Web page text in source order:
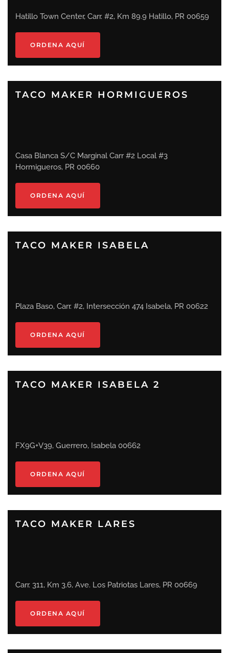
Hatillo Town Center, Carr. #2, Km 89.9 Hatillo, PR 00659
ORDENA AQUÍ
TACO MAKER HORMIGUEROS
Casa Blanca S/C Marginal Carr #2 Local #3
Hormigueros, PR 00660
ORDENA AQUÍ
TACO MAKER ISABELA
Plaza Baso, Carr. #2, Intersección 474 Isabela, PR 00622
ORDENA AQUÍ
TACO MAKER ISABELA 2
FX9G+V39, Guerrero, Isabela 00662
ORDENA AQUÍ
TACO MAKER LARES
Carr. 311, Km 3.6, Ave. Los Patriotas Lares, PR 00669
ORDENA AQUÍ